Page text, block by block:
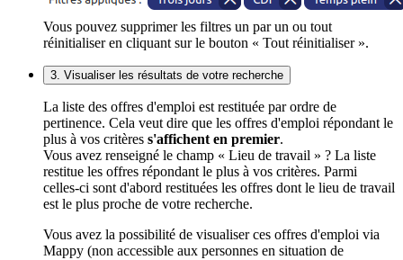
Vous pouvez supprimer les filtres un par un ou tout
réinitialiser en cliquant sur le bouton « Tout réinitialiser ».
3. Visualiser les résultats de votre recherche
La liste des offres d'emploi est restituée par ordre de
pertinence. Cela veut dire que les offres d'emploi répondant le
plus à vos critères s'affichent en premier.
Vous avez renseigné le champ « Lieu de travail » ? La liste
restitue les offres répondant le plus à vos critères. Parmi
celles-ci sont d'abord restituées les offres dont le lieu de travail
est le plus proche de votre recherche.
Vous avez la possibilité de visualiser ces offres d'emploi via
Mappy (non accessible aux personnes en situation de